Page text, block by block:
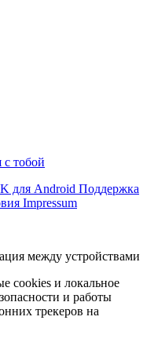
с тобой
для Android Поддержка
Impressum
между устройствами
cookies и локальное
и работы
трекеров на